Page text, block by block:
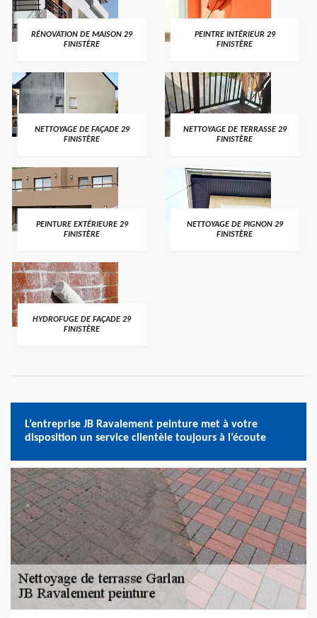
RÉNOVATION DE MAISON 29
FINISTÈRE
PEINTRE INTÉRIEUR 29
FINISTÈRE
NETTOYAGE DE FAÇADE 29
FINISTÈRE
NETTOYAGE DE TERRASSE 29
FINISTÈRE
PEINTURE EXTÉRIEURE 29
FINISTÈRE
NETTOYAGE DE PIGNON 29
FINISTÈRE
HYDROFUGE DE FAÇADE 29
FINISTÈRE
L’entreprise JB Ravalement peinture met à votre
disposition un service clientèle toujours à l’écoute